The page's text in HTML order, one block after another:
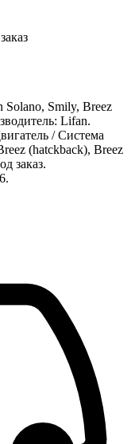
Smily, Breez
Lifan.
/ Система
(hatckback), Breez
заказ.